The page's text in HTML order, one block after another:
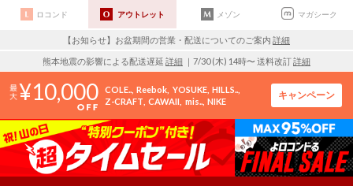
ロコンド アウトレット メゾン マガシーク
【お知らせ】お盆期間の営業・配送についてのご案内 詳細
熊本地震の影響による配送遅延 詳細 ｜7/30 (木) 14時〜 送料改訂詳細
10,000 COLE.. Reebok YOSUKE HILLS..
Z-CRAFT CAWAII mis.. NIKE
キャンペーン